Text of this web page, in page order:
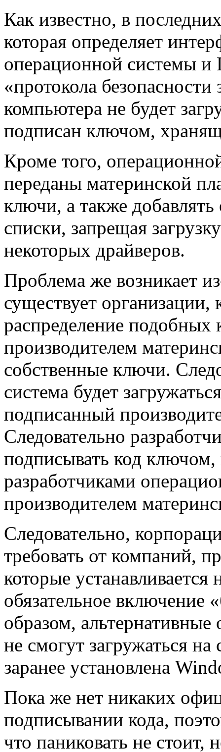
Как известно, в
которая определяет
операционной системы и
«протокола
компьютера не будет
подписан ключом,
Кроме того,
переданы материнской
ключи, а также
списки, запрещая
некоторых драйверов.
Проблема же возникает
существует организации,
распределение
производителем
собственные ключи.
система будет
подписанный
Следовательно
подписывать код
разработчиками
производителем
Следовательно,
требовать от компаний,
которые
обязательное включение
образом,
не смогут загружаться
заранее установлена
Пока же нет никаких
подписывании кода,
что паниковать не стоит,